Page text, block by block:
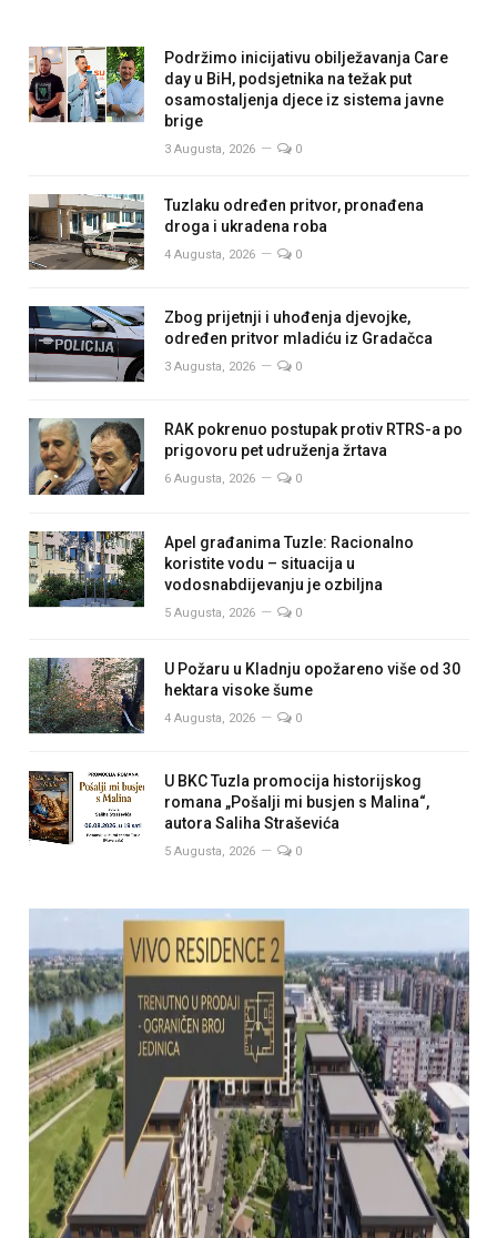
Podržimo inicijativu obilježavanja Care
day u BiH, podsjetnika na težak put
osamostaljenja djece iz sistema javne
brige
3 Augusta, 2026 0
Tuzlaku određen pritvor, pronađena
droga i ukradena roba
4 Augusta, 2026 0
Zbog prijetnji i uhođenja djevojke,
određen pritvor mladiću iz Gradačca
3 Augusta, 2026 0
RAK pokrenuo postupak protiv RTRS-a po
prigovoru pet udruženja žrtava
6 Augusta, 2026 0
Apel građanima Tuzle: Racionalno
koristite vodu – situacija u
vodosnabdijevanju je ozbiljna
5 Augusta, 2026 0
U Požaru u Kladnju opožareno više od 30
hektara visoke šume
4 Augusta, 2026 0
U BKC Tuzla promocija historijskog
romana „Pošalji mi busjen s Malina“,
autora Saliha Straševića
5 Augusta, 2026 0